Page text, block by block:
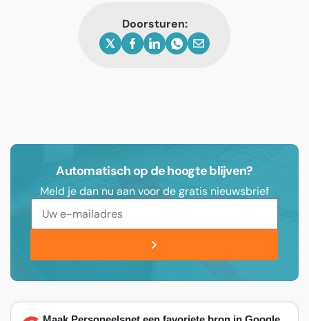
Doorsturen:
Automatisch op de hoogte blijven?
Meld je dan nu aan voor de gratis nieuwsbrief